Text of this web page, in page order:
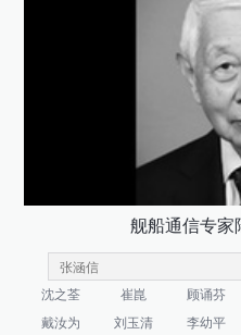
舰船通信专家
沈之荃 崔崑 顾诵芬
戴汝为
刘玉清 李幼平